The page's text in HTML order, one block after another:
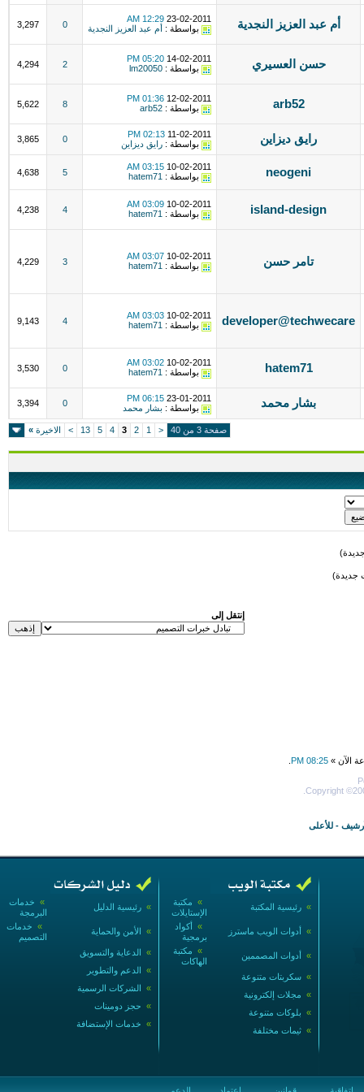
أم عبد العزيز النجدية 23-02-2011
12:29 AM
بواسطة :
أم عبد العزيز النجدية 0
3,297
حسن العسيري 14-02-2011
05:20 PM
بواسطة : lm20050
2
4,294
arb52
12-02-2011
01:36 PM
بواسطة : arb52
8
5,622
رايق ديزاين 11-02-2011
02:13 PM
بواسطة : رايق ديزاين 0
3,865
neogeni
10-02-2011
03:15 AM
بواسطة : hatem71
5
4,638
island-design
10-02-2011
03:09 AM
بواسطة : hatem71
4
4,238
تامر حسن 10-02-2011
03:07 AM
بواسطة : hatem71
3
4,229
developer@techwecare
10-02-2011
03:03 AM
بواسطة : hatem71
4
9,143
hatem71
10-02-2011
03:02 AM
بواسطة : hatem71
0
3,530
بشار محمد 23-01-2011
06:15 PM
بواسطة : بشار محمد 0
3,394
صفحة 3 من 40 <
1
2
3
4
5
13
> الاخيرة »
جديدة)
إنتقل إلى
الآن » 08:25 PM
Copyright
- للأعلى
» خدمات
البرمجة
» رئيسية الدليل
» خدمات
التصميم
» الأمن والحماية
» الدعاية والتسويق
» الدعم والتطوير
» الشركات الرسمية
» حجز دومينات
» خدمات الإستضافة
» مكتبة
الإستايلات
» رئيسية المكتبة
» أكواد
برمجية
» أدوات الويب ماسترز
» مكتبة
الهاكات
» أدوات المصممين
» سكربتات متنوعة
» مجلات إلكترونية
» بلوكات متنوعة
» ثيمات مختلفة